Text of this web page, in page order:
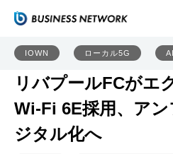
IOWN ローカル5G AI
リバプールFCがエ
Wi-Fi 6E採用、ア
ジタル化へ